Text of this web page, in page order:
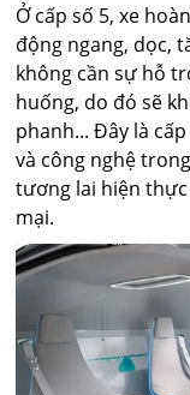
Ở cấp số 5, xe
động ngang, dọc,
không cần sự hỗ
huống, do đó sẽ
phanh... Đây là
và công nghệ
tương lai hiện
mại.